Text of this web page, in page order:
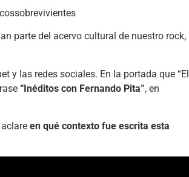
parte del acervo cultural de nuestro rock,
y las redes sociales. En la portada que “El
“Inéditos con Fernando Pita”, en
en qué contexto fue escrita esta